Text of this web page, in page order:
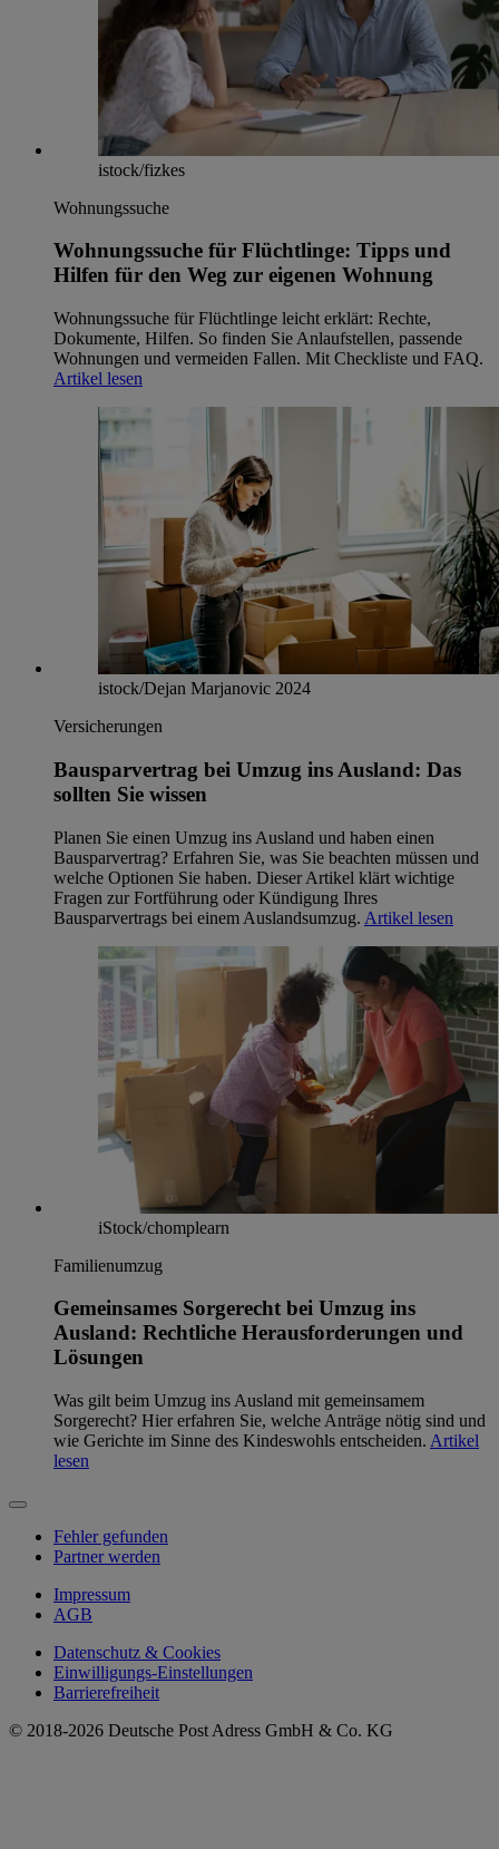
istock/fizkes
Wohnungssuche
Wohnungssuche für Flüchtlinge: Tipps und
Hilfen für den Weg zur eigenen Wohnung
Wohnungssuche für Flüchtlinge leicht erklärt: Rechte,
Dokumente, Hilfen. So finden Sie Anlaufstellen, passende
Wohnungen und vermeiden Fallen. Mit Checkliste und FAQ.
Artikel lesen
istock/Dejan Marjanovic 2024
Versicherungen
Bausparvertrag bei Umzug ins Ausland: Das
sollten Sie wissen
Planen Sie einen Umzug ins Ausland und haben einen
Bausparvertrag? Erfahren Sie, was Sie beachten müssen und
welche Optionen Sie haben. Dieser Artikel klärt wichtige
Fragen zur Fortführung oder Kündigung Ihres
Bausparvertrags bei einem Auslandsumzug. Artikel lesen
iStock/chomplearn
Familienumzug
Gemeinsames Sorgerecht bei Umzug ins
Ausland: Rechtliche Herausforderungen und
Lösungen
Was gilt beim Umzug ins Ausland mit gemeinsamem
Sorgerecht? Hier erfahren Sie, welche Anträge nötig sind und
wie Gerichte im Sinne des Kindeswohls entscheiden. Artikel
lesen
Fehler gefunden
Partner werden
Impressum
AGB
Datenschutz & Cookies
Einwilligungs-Einstellungen
Barrierefreiheit
© 2018-2026 Deutsche Post Adress GmbH & Co. KG